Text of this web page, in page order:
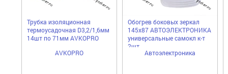
Трубка изоляционная
термоусадочная D3,2/1,6мм
14шт по 71мм AVKOPRO
AVKOPRO
Обогрев боковых зеркал
145х87 АВТОЭЛЕКТРОНИКА
универсальные самокл к-т
2шт
Автоэлектроника